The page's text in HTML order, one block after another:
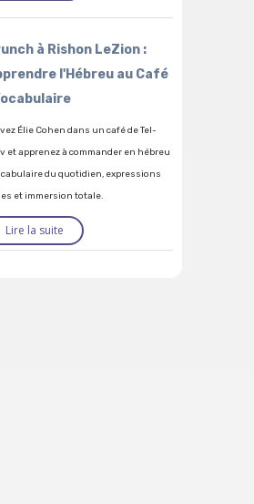
à Rishon LeZion :
l'Hébreu au Café
Élie Cohen dans un café de Tel-
et apprenez à commander en hébreu
du quotidien, expressions
et immersion totale.
Lire la suite